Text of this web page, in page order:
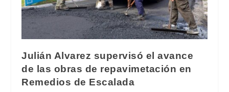
Julián Alvarez supervisó el avance
de las obras de repavimetación en
Remedios de Escalada